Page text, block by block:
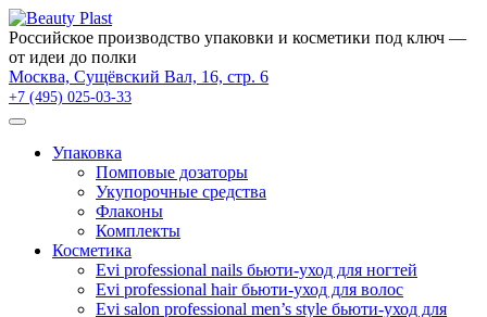
Российское производство упаковки и косметики под ключ —
от идеи до полки
Москва, Сущёвский Вал, 16, стр. 6
+7 (495) 025-03-33
Упаковка
Помповые дозаторы
Укупорочные средства
Флаконы
Комплекты
Косметика
Evi professional nails бьюти-уход для ногтей
Evi professional hair бьюти-уход для волос
Evi salon professional men’s style бьюти-уход для
×